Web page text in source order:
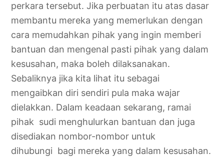
perkara tersebut. Jika perbuatan itu atas dasar
membantu mereka yang memerlukan dengan
cara memudahkan pihak yang ingin memberi
bantuan dan mengenal pasti pihak yang dalam
kesusahan, maka boleh dilaksanakan.
Sebaliknya jika kita lihat itu sebagai
mengaibkan diri sendiri pula maka wajar
dielakkan. Dalam keadaan sekarang, ramai
pihak sudi menghulurkan bantuan dan juga
disediakan nombor-nombor untuk
dihubungi bagi mereka yang dalam kesusahan.